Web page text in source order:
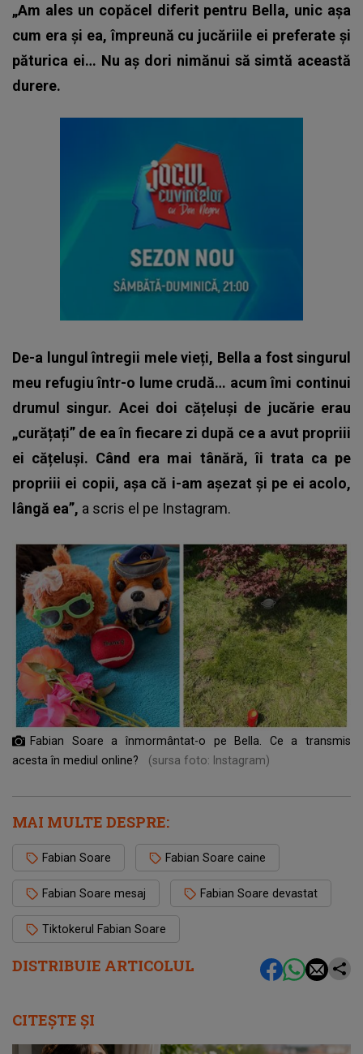
DISTRIBUIE ARTICOLUL
„Am ales un copăcel diferit pentru Bella, unic așa
cum era și ea, împreună cu jucăriile ei preferate și
păturica ei… Nu aș dori nimănui să simtă această
durere.
De-a lungul întregii mele vieți, Bella a fost singurul
meu refugiu într-o lume crudă… acum îmi continui
drumul singur. Acei doi cățeluși de jucărie erau
„curățați” de ea în fiecare zi după ce a avut propriii
ei cățeluși. Când era mai tânără, îi trata ca pe
propriii ei copii, așa că i-am așezat și pe ei acolo,
lângă ea”, a scris el pe Instagram.
Fabian Soare a înmormântat-o pe Bella. Ce a transmis
acesta în mediul online?
(sursa foto: Instagram)
MAI MULTE DESPRE:
Fabian Soare Fabian Soare caine
Fabian Soare mesaj Fabian Soare devastat
Tiktokerul Fabian Soare
CITEȘTE ȘI